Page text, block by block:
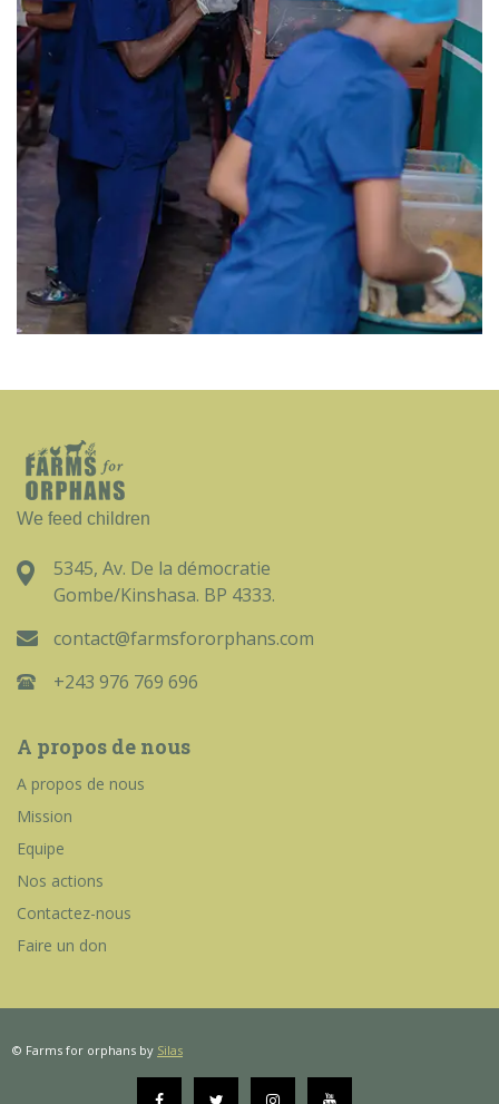
We feed children
5345, Av. De la démocratie
Gombe/Kinshasa. BP 4333.
contact@farmsfororphans.com
+243 976 769 696
A propos de nous
A propos de nous
Mission
Equipe
Nos actions
Contactez-nous
Faire un don
© Farms for orphans by Silas